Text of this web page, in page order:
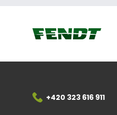
Fendt
+420 323 616 911